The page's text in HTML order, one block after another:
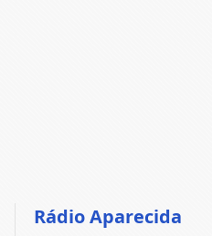
Rádio Aparecida